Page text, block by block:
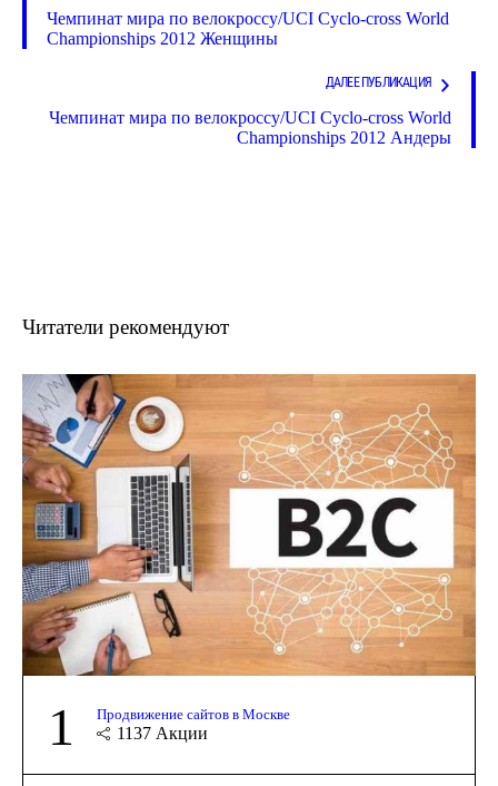
Чемпинат мира по велокроссу/UCI Cyclo-cross World
Championships 2012 Женщины
ДАЛЕЕ ПУБЛИКАЦИЯ
Чемпинат мира по велокроссу/UCI Cyclo-cross World
Championships 2012 Андеры
Читатели рекомендуют
1 Продвижение сайтов в Москве
1137 Акции